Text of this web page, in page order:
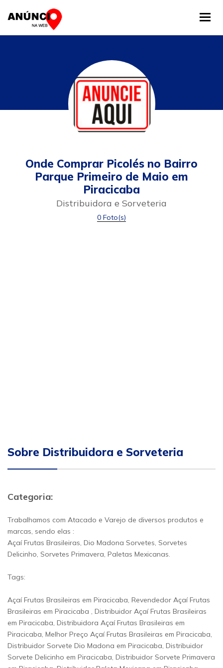
Onde Comprar Picolés no Bairro
Parque Primeiro de Maio em
Piracicaba
Distribuidora e Sorveteria
0 Foto(s)
Sobre Distribuidora e Sorveteria
Categoria:
Trabalhamos com Atacado e Varejo de diversos produtos e
marcas, sendo elas :
Açaí Frutas Brasileiras, Dio Madona Sorvetes, Sorvetes
Delicinho, Sorvetes Primavera, Paletas Mexicanas.
Tags:
Açaí Frutas Brasileiras em Piracicaba, Revendedor Açaí Frutas
Brasileiras em Piracicaba , Distribuidor Açaí Frutas Brasileiras
em Piracicaba, Distribuidora Açaí Frutas Brasileiras em
Piracicaba, Melhor Preço Açaí Frutas Brasileiras em Piracicaba,
Distribuidor Sorvete Dio Madona em Piracicaba, Distribuidor
Sorvete Delicinho em Piracicaba, Distribuidor Sorvete Primavera